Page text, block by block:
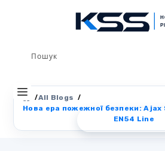
+38 (067) 684-
All Blogs
Нова ера пожежної безпеки: Ajax
EN54 Line